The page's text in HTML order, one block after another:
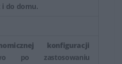
do zastosowań
mieć specjalne funkcje jak
czasu matrycy.
i do domu.
konfiguracji
po zastosowaniu